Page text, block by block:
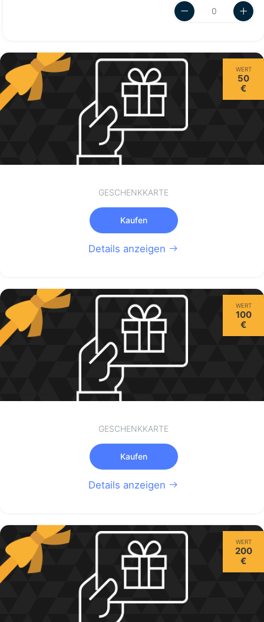
WERT
50
€
GESCHENKKARTE
Kaufen
Details anzeigen
WERT
100
€
GESCHENKKARTE
Kaufen
Details anzeigen
WERT
200
€